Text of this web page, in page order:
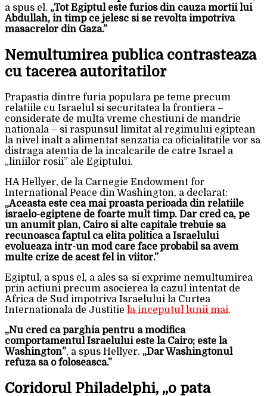
a spus el. „Tot Egiptul este furios din cauza mortii lui
Abdullah, in timp ce jelesc si se revolta impotriva
masacrelor din Gaza.”
Nemultumirea publica contrasteaza
cu tacerea autoritatilor
Prapastia dintre furia populara pe teme precum
relatiile cu Israelul si securitatea la frontiera –
considerate de multa vreme chestiuni de mandrie
nationala – si raspunsul limitat al regimului egiptean
la nivel inalt a alimentat senzatia ca oficialitatile vor sa
distraga atentia de la incalcarile de catre Israel a
„liniilor rosii” ale Egiptului.
HA Hellyer, de la Carnegie Endowment for
International Peace din Washington, a declarat:
„Aceasta este cea mai proasta perioada din relatiile
israelo-egiptene de foarte mult timp. Dar cred ca, pe
un anumit plan, Cairo si alte capitale trebuie sa
recunoasca faptul ca elita politica a Israelului
evolueaza intr-un mod care face probabil sa avem
multe crize de acest fel in viitor.”
Egiptul, a spus el, a ales sa-si exprime nemultumirea
prin actiuni precum asocierea la cazul intentat de
Africa de Sud impotriva Israelului la Curtea
Internationala de Justitie la inceputul lunii mai.
„Nu cred ca parghia pentru a modifica
comportamentul Israelului este la Cairo; este la
Washington”, a spus Hellyer. „Dar Washingtonul
refuza sa o foloseasca.”
Coridorul Philadelphi, „o pata